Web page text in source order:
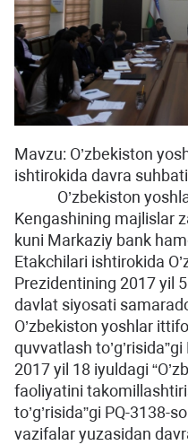
Mavzu: O’zbekiston
ishtirokida davra suhbati
O’zbekiston
Kengashining majlislar
kuni Markaziy bank
Etakchilari ishtirokida
Prezidentining 2017 yil
davlat siyosati
O’zbekiston yoshlar
quvvatlash
2017 yil 18 iyuldagi
faoliyatini
to’g’risida”gi PQ-3138-
vazifalar yuzasidan